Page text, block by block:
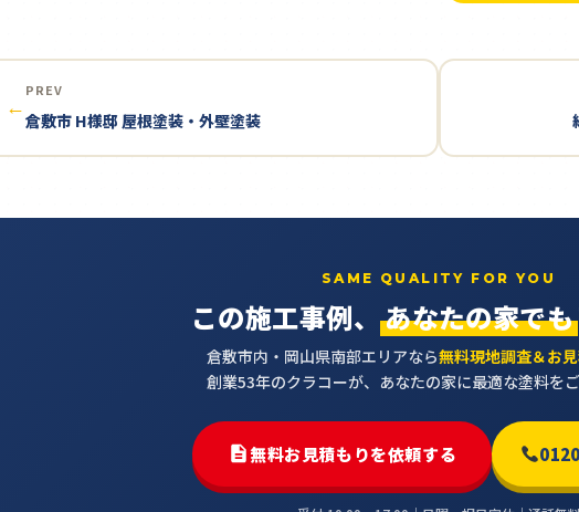
←
PREV
倉敷市 H様邸 屋根塗装・外壁塗装
SAME QUALITY FOR YOU
この施工事例、あなたの家でも
倉敷市内・岡山県南部エリアなら無料現地調査＆お
創業53年のクラコーが、あなたの家に最適な塗料をご
無料お見積もりを依頼する